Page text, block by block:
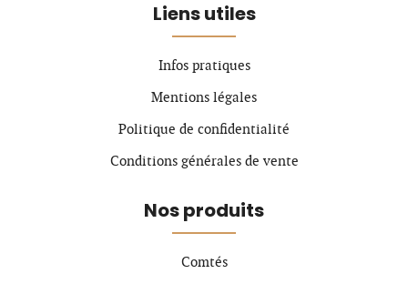
Liens utiles
Infos pratiques
Mentions légales
Politique de confidentialité
Conditions générales de vente
Nos produits
Comtés